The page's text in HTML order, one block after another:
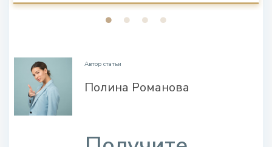
Автор статьи
Полина Романова